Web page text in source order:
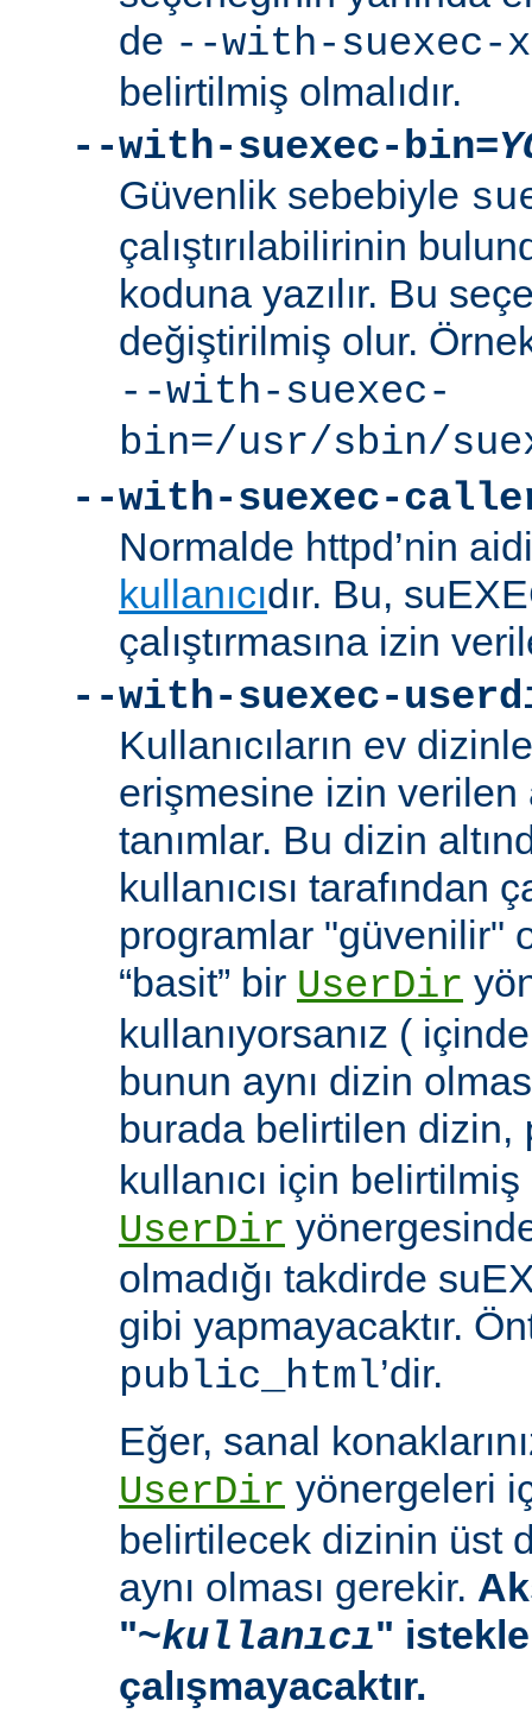
de --with-suexec-
belirtilmiş olmalıdır.
--with-suexec-bin=
Güvenlik sebebiyle
çalıştırılabilirinin
koduna yazılır. Bu
değiştirilmiş olur.
--with-suexec-
bin=/usr/sbin/
--with-suexec-
Normalde httpd’nin
kullanıcıdır. Bu,
çalıştırmasına izin
--with-suexec-
Kullanıcıların ev
erişmesine izin
tanımlar. Bu dizin
kullanıcısı tarafından
programlar "güvenilir"
“basit” bir UserDir
kullanıyorsanız (
bunun aynı dizin
burada belirtilen dizin,
kullanıcı için
UserDir
olmadığı takdirde
gibi yapmayacaktır.
public_html’dir.
Eğer, sanal
UserDir yönergeleri
belirtilecek dizinin üst
aynı olması gerekir.
"~kullanıcı"
çalışmayacaktır.